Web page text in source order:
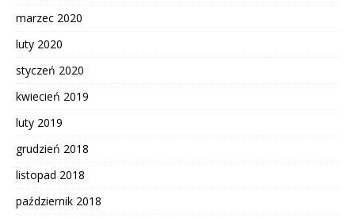
marzec 2020
luty 2020
styczeń 2020
kwiecień 2019
luty 2019
grudzień 2018
listopad 2018
październik 2018